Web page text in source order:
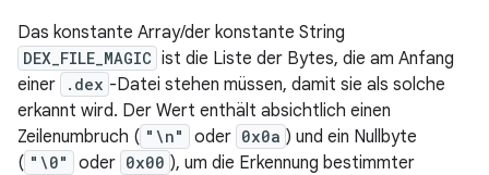
Das konstante Array/der konstante String
DEX_FILE_MAGIC ist die Liste der Bytes, die am Anfang
einer
.dex -Datei stehen müssen, damit sie als solche
erkannt wird. Der Wert enthält absichtlich einen
Zeilenumbruch ( "\n" oder 0x0a ) und ein Nullbyte
( "\0" oder 0x00 ), um die Erkennung bestimmter